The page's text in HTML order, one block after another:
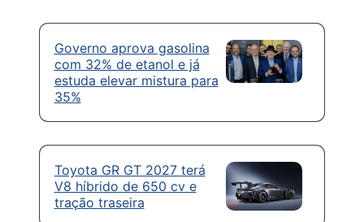
Governo aprova gasolina
com 32% de etanol e já
estuda elevar mistura para
35%
Toyota GR GT 2027 terá
V8 híbrido de 650 cv e
tração traseira